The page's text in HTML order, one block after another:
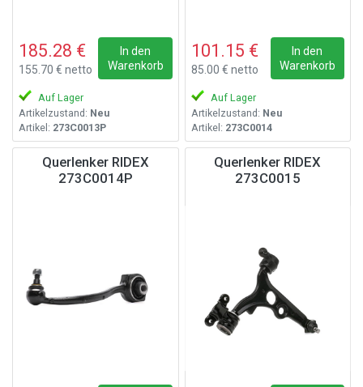
185.28 €
155.70 € netto
In den
Warenkorb
Auf Lager
Artikelzustand: Neu
Artikel: 273C0013P
101.15 €
85.00 € netto
In den
Warenkorb
Auf Lager
Artikelzustand: Neu
Artikel: 273C0014
Querlenker RIDEX
273C0014P
Querlenker RIDEX
273C0015